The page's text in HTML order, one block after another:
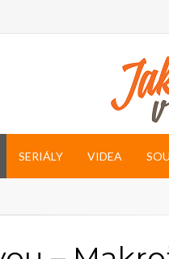
SERIÁLY VIDEA